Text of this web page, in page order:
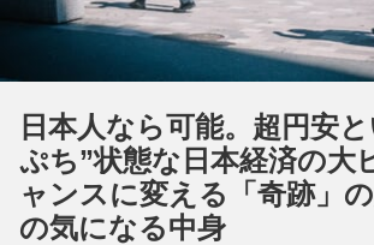
日本人なら可能。超円安
ぷち”状態な日本経済の大
ャンスに変える「奇跡」
の気になる中身